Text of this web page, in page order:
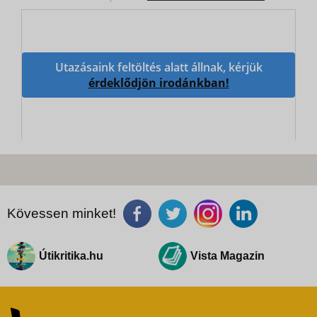
Utazásaink feltöltés alatt állnak, kérjük
érdeklődjön irodánkban!
Kövessen minket!
Útikritika.hu Vista Magazin